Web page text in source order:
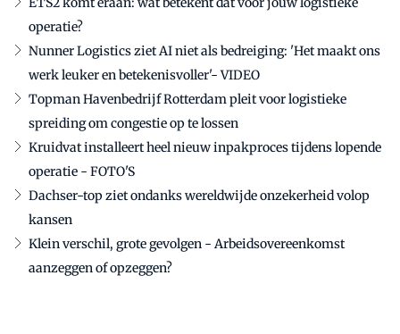
operatie?
Nunner Logistics ziet AI niet als bedreiging: 'Het maakt ons
werk leuker en betekenisvoller'- VIDEO
Topman Havenbedrijf Rotterdam pleit voor logistieke
spreiding om congestie op te lossen
Kruidvat installeert heel nieuw inpakproces tijdens lopende
operatie - FOTO'S
Dachser-top ziet ondanks wereldwijde onzekerheid volop
kansen
Klein verschil, grote gevolgen - Arbeidsovereenkomst
aanzeggen of opzeggen?